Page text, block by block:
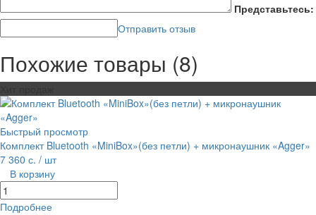
Представьтесь:
Отправить отзыв
Похожие товары (8)
Быстрый просмотр
Комплект Bluetooth «MiniBox»(без петли) + микронаушник «Agger»
7 360 с. / шт
В корзину
Подробнее